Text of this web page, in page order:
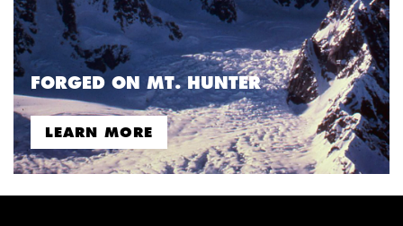
FORGED ON MT. HUNTER
LEARN MORE